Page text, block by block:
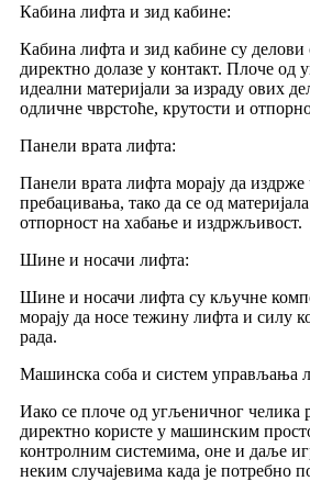
Кабина лифта и зид кабине:
Кабина лифта и зид кабине су делови
директно долазе у контакт. Плоче од
идеални материјали за израду ових
одличне чврстоће, крутости и
Панели врата лифта:
Панели врата лифта морају да издрже
пребацивања, тако да се од
отпорност на хабање и издржљивост.
Шине и носачи лифта:
Шине и носачи лифта су кључне
морају да носе тежину лифта и силу
рада.
Машинска соба и систем управљања
Иако се плоче од угљеничног челика
директно користе у машинским
контролним системима, оне и даље
неким случајевима када је потребно